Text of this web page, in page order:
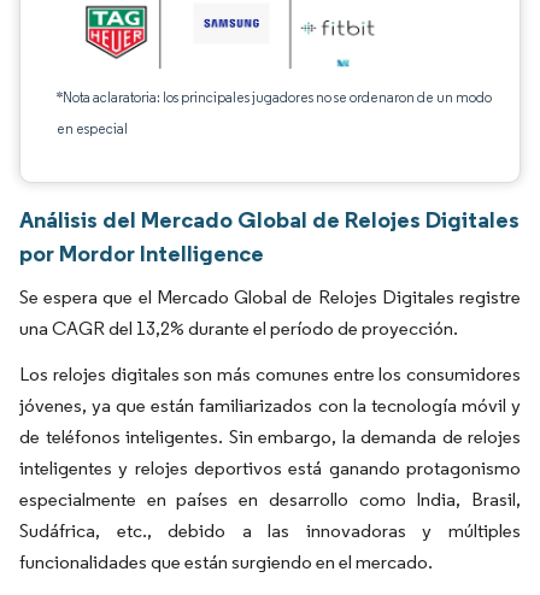
*Nota aclaratoria: los principales jugadores no se ordenaron de un modo
en especial
Análisis del Mercado Global de Relojes Digitales
por Mordor Intelligence
Se espera que el Mercado Global de Relojes Digitales registre
una CAGR del 13,2% durante el período de proyección.
Los relojes digitales son más comunes entre los consumidores
jóvenes, ya que están familiarizados con la tecnología móvil y
de teléfonos inteligentes. Sin embargo, la demanda de relojes
inteligentes y relojes deportivos está ganando protagonismo
especialmente en países en desarrollo como India, Brasil,
Sudáfrica, etc., debido a las innovadoras y múltiples
funcionalidades que están surgiendo en el mercado.